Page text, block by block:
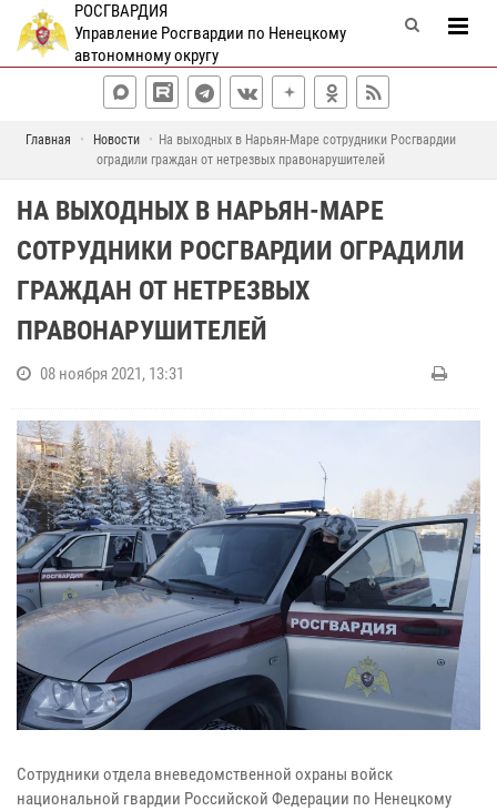
РОСГВАРДИЯ
Управление Росгвардии по Ненецкому
автономному округу
Главная Новости
На выходных в Нарьян-Маре сотрудники Росгвардии
оградили граждан от нетрезвых правонарушителей
НА ВЫХОДНЫХ В НАРЬЯН-МАРЕ
СОТРУДНИКИ РОСГВАРДИИ ОГРАДИЛИ
ГРАЖДАН ОТ НЕТРЕЗВЫХ
ПРАВОНАРУШИТЕЛЕЙ
08 ноября 2021, 13:31
Сотрудники отдела вневедомственной охраны войск
национальной гвардии Российской Федерации по Ненецкому